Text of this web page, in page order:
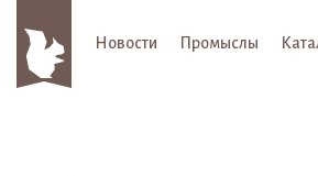
Новости Промыслы